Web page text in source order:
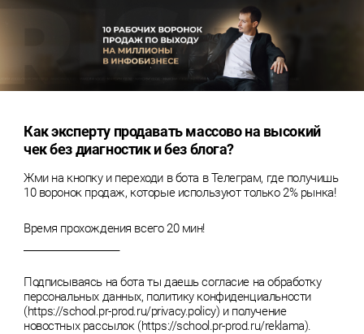
Как эксперту продавать массово на высокий
чек без диагностик и без блога?
Жми на кнопку и переходи в бота в Телеграм, где получишь
10 воронок продаж, которые используют только 2% рынка!
Время прохождения всего 20 мин!
Подписываясь на бота ты даешь согласие на обработку
персональных данных, политику конфиденциальности
(https://school.pr-prod.ru/privacy.policy) и получение
новостных рассылок (https://school.pr-prod.ru/reklama).